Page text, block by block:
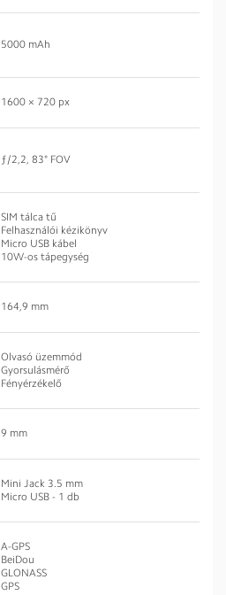
5000 mAh
1600 × 720 px
ƒ/2,2, 83° FOV
SIM tálca tű
Felhasználói kézikönyv
Micro USB kábel
10W-os tápegység
164,9 mm
Olvasó üzemmód
Gyorsulásmérő
Fényérzékelő
9 mm
Mini Jack 3.5 mm
Micro USB - 1 db
A-GPS
BeiDou
GLONASS
GPS